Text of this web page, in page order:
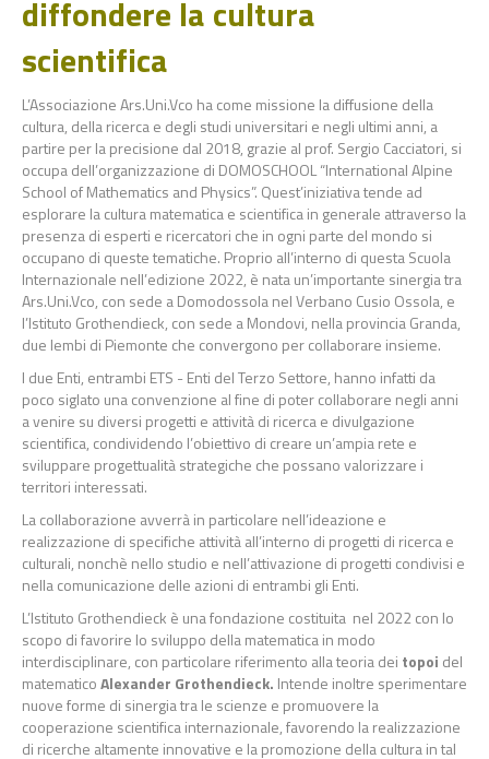
diffondere la cultura
scientifica
L’Associazione Ars.Uni.Vco ha come missione la diffusione della
cultura, della ricerca e degli studi universitari e negli ultimi anni, a
partire per la precisione dal 2018, grazie al prof. Sergio Cacciatori, si
occupa dell’organizzazione di DOMOSCHOOL “International Alpine
School of Mathematics and Physics”. Quest’iniziativa tende ad
esplorare la cultura matematica e scientifica in generale attraverso la
presenza di esperti e ricercatori che in ogni parte del mondo si
occupano di queste tematiche. Proprio all’interno di questa Scuola
Internazionale nell’edizione 2022, è nata un’importante sinergia tra
Ars.Uni.Vco, con sede a Domodossola nel Verbano Cusio Ossola, e
l’Istituto Grothendieck, con sede a Mondovi, nella provincia Granda,
due lembi di Piemonte che convergono per collaborare insieme.
I due Enti, entrambi ETS - Enti del Terzo Settore, hanno infatti da
poco siglato una convenzione al fine di poter collaborare negli anni
a venire su diversi progetti e attività di ricerca e divulgazione
scientifica, condividendo l’obiettivo di creare un’ampia rete e
sviluppare progettualità strategiche che possano valorizzare i
territori interessati.
La collaborazione avverrà in particolare nell’ideazione e
realizzazione di specifiche attività all’interno di progetti di ricerca e
culturali, nonchè nello studio e nell’attivazione di progetti condivisi e
nella comunicazione delle azioni di entrambi gli Enti.
L’Istituto Grothendieck è una fondazione costituita nel 2022 con lo
scopo di favorire lo sviluppo della matematica in modo
interdisciplinare, con particolare riferimento alla teoria dei topoi del
matematicoAlexander Grothendieck. Intende inoltre sperimentare
nuove forme di sinergia tra le scienze e promuovere la
cooperazione scientifica internazionale, favorendo la realizzazione
di ricerche altamente innovative e la promozione della cultura in tal